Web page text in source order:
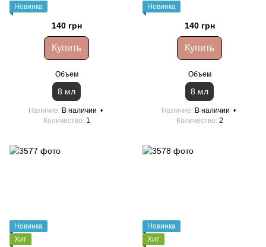
Новинка
140 грн
Купить
Объем
8 мл
Наличие
В наличии
Количество 1
Новинка
140 грн
Купить
Объем
8 мл
Наличие
В наличии
Количество 2
Новинка
Хит
Новинка
Хит